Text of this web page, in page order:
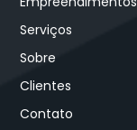
Serviços
Sobre
Clientes
Contato